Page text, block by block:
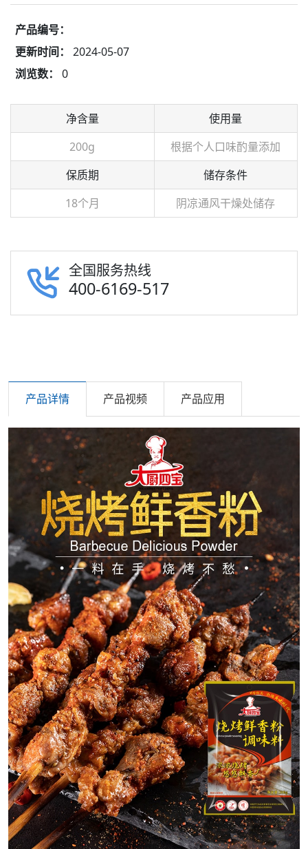
产品编号：
更新时间：
2024-05-07
浏览数：
0
净含量
200g
使用量
根据个人口味酌量添加
保质期
18个月
储存条件
阴凉通风干燥处储存
全国服务热线
400-6169-517
产品详情 产品视频 产品应用